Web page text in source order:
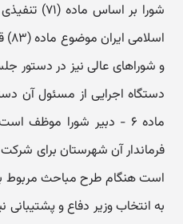
شورا بر
دستگاه اجرایی از مسئول آن
ماده ۶ - دبیر شورا
است هنگام طرح مباحث مربوط